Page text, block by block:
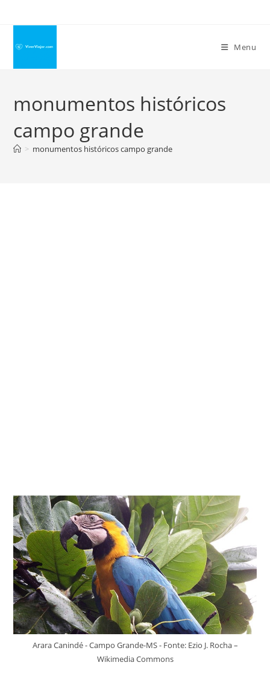
conteúdo
Menu
monumentos históricos
campo grande
> monumentos históricos campo grande
Arara Canindé - Campo Grande-MS - Fonte: Ezio J. Rocha –
Wikimedia Commons